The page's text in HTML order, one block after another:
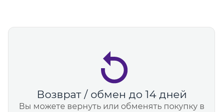
Возврат / обмен до 14 дней
Вы можете вернуть или обменять покупку в